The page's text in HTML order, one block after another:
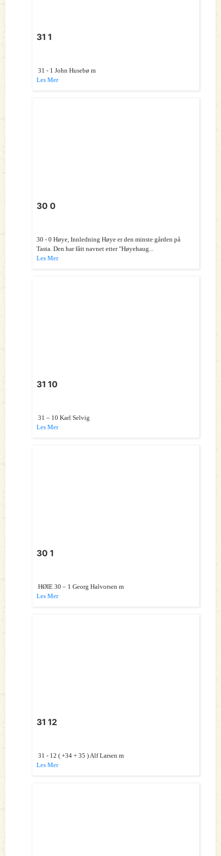
31 1
31 - 1 John Husebø m
Les Mer
30 0
30 - 0 Høye, Innledning Høye er den minste gården på
Tasta. Den har fått navnet etter "Høyehaug...
Les Mer
31 10
31 – 10 Karl Selvig
Les Mer
30 1
HØIE 30 – 1 Georg Halvorsen m
Les Mer
31 12
31 - 12 ( +34 + 35 ) Alf Larsen m
Les Mer